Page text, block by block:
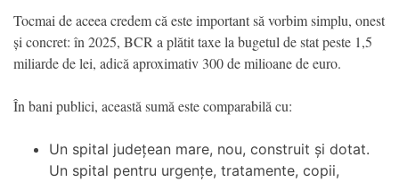
Tocmai de aceea credem că este important să vorbim simplu, onest
și concret: în 2025, BCR a plătit taxe la bugetul de stat peste 1,5
miliarde de lei, adică aproximativ 300 de milioane de euro.
În bani publici, această sumă este comparabilă cu:
Un spital județean mare, nou, construit și dotat.
Un spital pentru urgențe, tratamente, copii,